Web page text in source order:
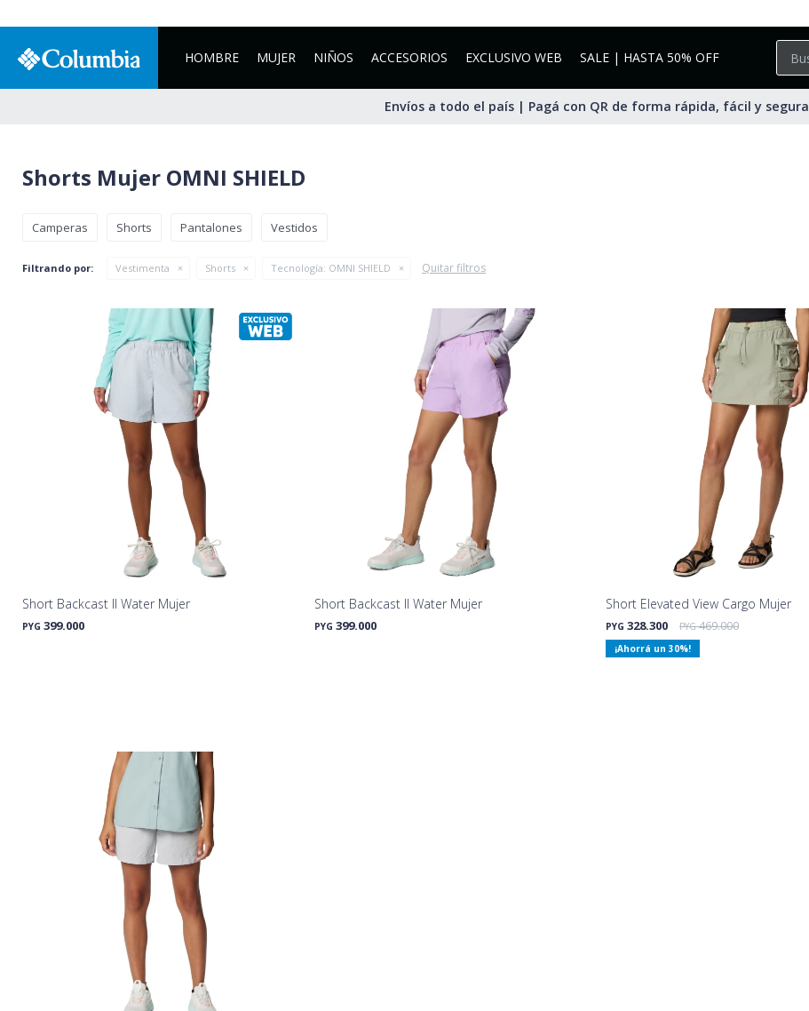
HOMBRE MUJER NIÑOS ACCESORIOS EXCLUSIVO WEB SALE | HASTA 50% OFF
Envíos a todo el país | Pagá con QR de forma rápida, fácil y segura
Shorts Mujer OMNI SHIELD
Camperas Shorts Pantalones Vestidos
Filtrando por: Vestimenta Shorts Tecnología: OMNI SHIELD Quitar filtros
Short Backcast II Water Mujer
PYG 399.000
Short Backcast II Water Mujer
PYG 399.000
Short Elevated View Cargo Mujer
PYG 328.300 PYG 469.000
30